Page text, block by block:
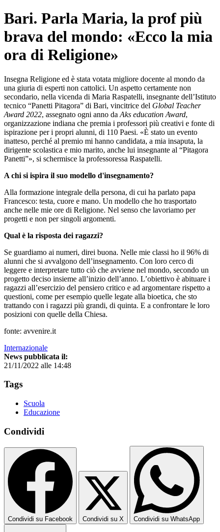
Bari. Parla Maria, la prof più
brava del mondo: «Ecco la mia
ora di Religione»
Insegna Religione ed è stata votata migliore docente al mondo da
una giuria di esperti non cattolici. Un aspetto certamente non
secondario, nella vicenda di Maria Raspatelli, insegnante dell’Istituto
tecnico “Panetti Pitagora” di Bari, vincitrice del Global Teacher
Award 2022, assegnato ogni anno da Aks education Award,
organizzazione indiana che premia i professori più creativi e fonte di
ispirazione per i propri alunni, di 110 Paesi. «È stato un evento
inatteso, perché al premio mi hanno candidata, a mia insaputa, la
dirigente scolastica e mio marito, anche lui insegnante al “Pitagora
Panetti”», si schermisce la professoressa Raspatelli.
A chi si ispira il suo modello d'insegnamento?
Alla formazione integrale della persona, di cui ha parlato papa
Francesco: testa, cuore e mano. Un modello che ho trasportato
anche nelle mie ore di Religione. Nel senso che lavoriamo per
progetti e non per singoli argomenti.
Qual è la risposta dei ragazzi?
Se guardiamo ai numeri, direi buona. Nelle mie classi ho il 96% di
alunni che si avvalgono dell’insegnamento. Con loro cerco di
leggere e interpretare tutto ciò che avviene nel mondo, secondo un
progetto deciso insieme all’inizio dell’anno. L’obiettivo è abituare i
ragazzi all’esercizio del pensiero critico e ad argomentare rispetto a
questioni, come per esempio quelle legate alla bioetica, che sto
trattando con i ragazzi più grandi, di quinta. E a confrontare le loro
posizioni con quelle della Chiesa.
fonte: avvenire.it
Internazionale
News pubblicata il:
21/11/2022 alle 14:48
Tags
Scuola
Educazione
Condividi
Condividi su Facebook Condividi su X Condividi su WhatsApp